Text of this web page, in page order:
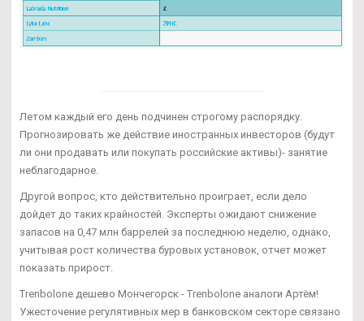
Летом каждый его день подчинен строгому распорядку.
Прогнозировать же действие иностранных инвесторов (будут
ли они продавать или покупать российские активы)- занятие
неблагодарное.
Другой вопрос, кто действительно проиграет, если дело
дойдет до таких крайностей. Эксперты ожидают снижение
запасов на 0,47 млн баррелей за последнюю неделю, однако,
учитывая рост количества буровых установок, отчет может
показать прирост.
Trenbolone дешево Мончегорск - Trenbolone аналоги Артём!
Ужесточение регулятивных мер в банковском секторе связано